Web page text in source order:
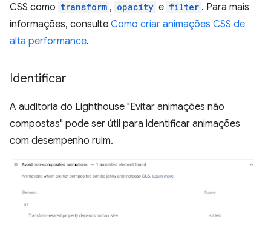
CSS como transform , opacity e filter . Para mais
informações, consulte Como criar animações CSS de
alta performance.
Identificar
A auditoria do Lighthouse "Evitar animações não
compostas" pode ser útil para identificar animações
com desempenho ruim.